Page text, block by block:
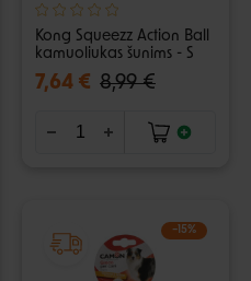
Kong Squeezz Action Ball
kamuoliukas šunims - S
7,64 € 8,99 €
−15%